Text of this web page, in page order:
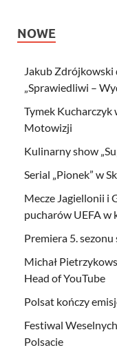
NOWE
Jakub Zdrójkowski
„Sprawiedliwi –
Tymek Kucharczyk
Motowizji
Kulinarny show
Serial „Pionek” w
Mecze Jagiellonii i
pucharów UEFA w
Premiera 5.
Michał
Head of YouTube
Polsat kończy
Festiwal
Polsacie